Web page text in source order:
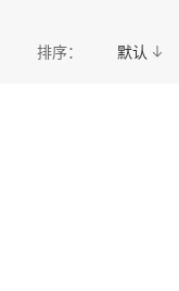
排序： 默认